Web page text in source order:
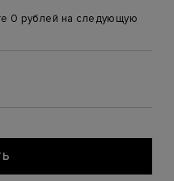
0 рублей на следующую